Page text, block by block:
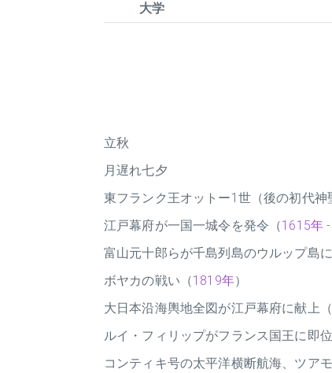
大学
立秋
月遅れ七夕
東フランク王オットー1世（後の初代
江戸幕府が一国一城令を発令（1615年
富山元十郎らが千島列島のウルップ島
ボヤカの戦い（1819年）
大日本沿海輿地全図が江戸幕府に献上（
ルイ・フィリップがフランス国王に即
コンティキ号の太平洋横断航海、ツア